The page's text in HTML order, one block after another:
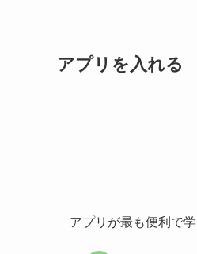
アプリを入れる
アプリが最も便利で